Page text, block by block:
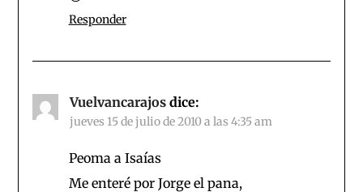
Responder
Vuelvancarajos dice:
jueves 15 de julio de 2010 a las 4:35 am
Peoma a Isaías
Me enteré por Jorge el pana,